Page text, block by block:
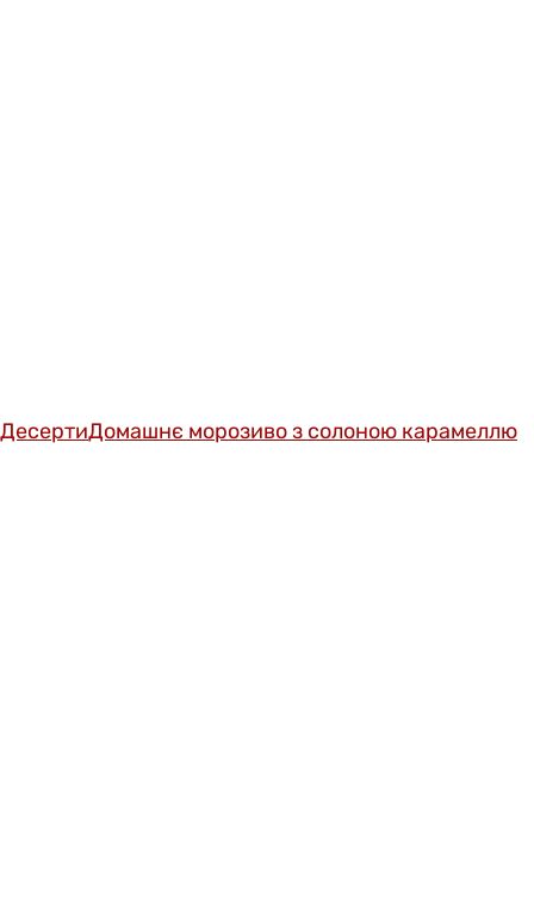
ДесертиДомашнє морозиво з солоною карамеллю